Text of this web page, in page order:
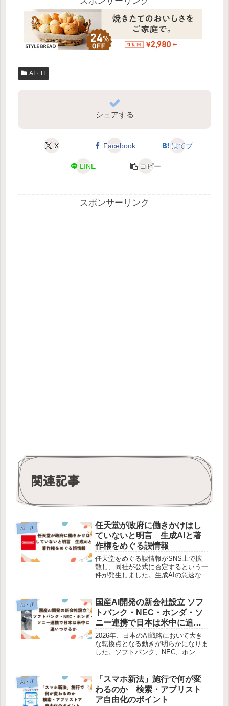
AI・IT
シェアする
X Facebook はてブ
LINE コピー
スポンサーリンク
関連記事
AI・IT
任天堂が政府に働きかけはし
ていないと明言 生成AIと著
作権をめぐる誤情報
任天堂をめぐる誤情報がSNS上で拡
散し、同社が公式に否定するという一
件が発生しました。生成AIの急速な発
動は「AIの問題」というよりも、「情
報の扱い方」そのものについて警鐘...
AI・IT
国産AI開発の新会社設立 ソフ
トバンク・NEC・ホンダ・ソ
ニー連携で日本は米中に追い
つけるか
2026年、日本のAI戦略において大き
な転換点となる動きが明らかになりま
した。ソフトバンク、NEC、ホン
会社の設立です。この動きの本質は単
なる企業連携ではなく、世界的に加...
AI・IT
「スマホ新法」施行で何が変
わるのか 検索・アプリスト
ア自由化のポイント